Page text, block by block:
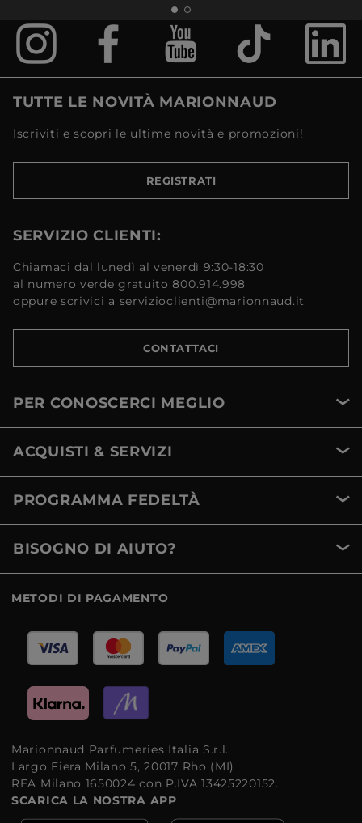
TUTTE LE NOVITÀ MARIONNAUD
Iscriviti e scopri le ultime novità e promozioni!
REGISTRATI
SERVIZIO CLIENTI:
Chiamaci dal lunedì al venerdì 9:30-18:30
al numero verde gratuito 800.914.998
oppure scrivici a servizioclienti@marionnaud.it
CONTATTACI
PER CONOSCERCI MEGLIO
ACQUISTI & SERVIZI
PROGRAMMA FEDELTÀ
BISOGNO DI AIUTO?
METODI DI PAGAMENTO
Marionnaud Parfumeries Italia S.r.l.
Largo Fiera Milano 5, 20017 Rho (MI)
REA Milano 1650024 con P.IVA 13425220152.
SCARICA LA NOSTRA APP